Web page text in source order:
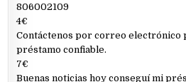
806002109
4€
Contáctenos por correo electrónico
préstamo confiable.
7€
Buenas noticias hoy conseguí mi